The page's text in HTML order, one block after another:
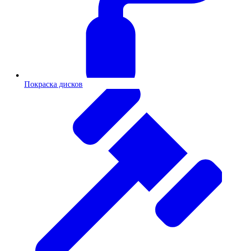
Покраска дисков